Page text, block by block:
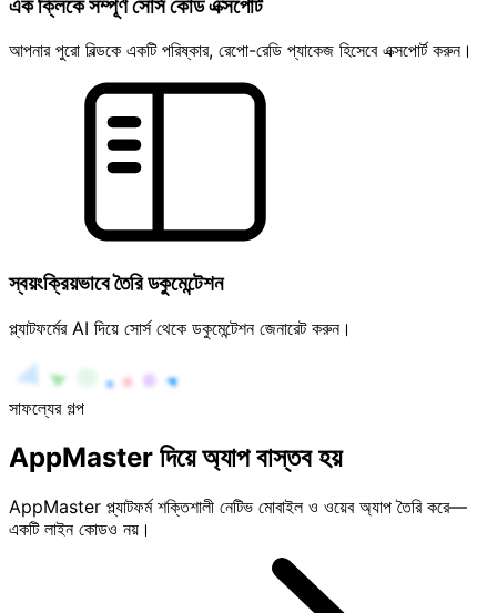
এক ক্লিকে সম্পূর্ণ সোর্স কোড এক্সপোর্ট
আপনার পুরো বিল্ডকে একটি পরিষ্কার, রেপো-রেডি প্যাকেজ হিসেবে এক্সপোর্ট করুন।
স্বয়ংক্রিয়ভাবে তৈরি ডকুমেন্টেশন
প্ল্যাটফর্মের AI দিয়ে সোর্স থেকে ডকুমেন্টেশন জেনারেট করুন।
সাফল্যের গল্প
AppMaster দিয়ে অ্যাপ বাস্তব হয়
AppMaster প্ল্যাটফর্ম শক্তিশালী নেটিভ মোবাইল ও ওয়েব অ্যাপ তৈরি করে—
একটি লাইন কোডও নয়।